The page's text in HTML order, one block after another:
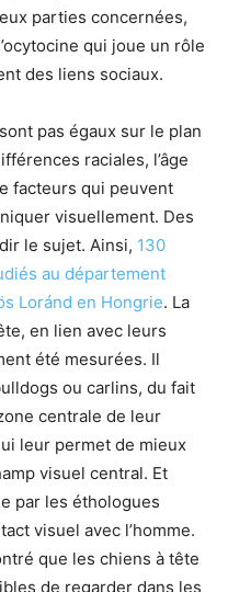
parties concernées,
qui joue un rôle
des liens sociaux.
pas égaux sur le plan
raciales, l’âge
facteurs qui peuvent
visuellement. Des
le sujet. Ainsi, 130
au département
Loránd en Hongrie. La
en lien avec leurs
été mesurées. Il
ou carlins, du fait
centrale de leur
leur permet de mieux
visuel central. Et
par les éthologues
visuel avec l’homme.
que les chiens à tête
de regarder dans les